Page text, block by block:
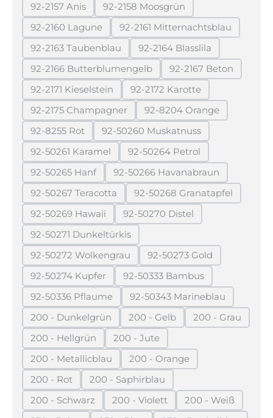
92-2157 Anis
(Diese Option ist zurzeit nicht verfügbar.)
92-2158 Moosgrün
(Diese Option ist zurzeit nicht
92-2160 Lagune
(Diese Option ist zurzeit nicht verfügbar.)
92-2161 Mitternachtsblau
(Diese Option ist zurzeit
92-2163 Taubenblau
(Diese Option ist zurzeit nicht verfügbar.)
92-2164 Blasslila
(Diese Option ist zurzeit
92-2166 Butterblumengelb
(Diese Option ist zurzeit nicht verfügbar.)
92-2167 Beton
(Diese Option ist
92-2171 Kieselstein
(Diese Option ist zurzeit nicht verfügbar.)
92-2172 Karotte
(Diese Option ist zurzeit
92-2175 Champagner
(Diese Option ist zurzeit nicht verfügbar.)
92-8204 Orange
(Diese Option ist
92-8255 Rot
(Diese Option ist zurzeit nicht verfügbar.)
92-50260 Muskatnuss
(Diese Option ist zurzeit nicht
92-50261 Karamel
(Diese Option ist zurzeit nicht verfügbar.)
92-50264 Petrol
(Diese Option ist zurzeit
92-50265 Hanf
(Diese Option ist zurzeit nicht verfügbar.)
92-50266 Havanabraun
(Diese Option ist zurzeit
92-50267 Teracotta
(Diese Option ist zurzeit nicht verfügbar.)
92-50268 Granatapfel
(Diese Option ist
92-50269 Hawaii
(Diese Option ist zurzeit nicht verfügbar.)
92-50270 Distel
(Diese Option ist zurzeit
92-50271 Dunkeltürkis
(Diese Option ist zurzeit nicht verfügbar.)
92-50272 Wolkengrau
(Diese Option ist zurzeit nicht verfügbar.)
92-50273 Gold
(Diese Option ist
92-50274 Kupfer
(Diese Option ist zurzeit nicht verfügbar.)
92-50333 Bambus
(Diese Option ist zurzeit
92-50336 Pflaume
(Diese Option ist zurzeit nicht verfügbar.)
92-50343 Marineblau
(Diese Option ist
200 - Dunkelgrün
(Diese Option ist zurzeit nicht verfügbar.)
200 - Gelb
(Diese Option ist zurzeit nicht
200 - Grau
(Diese
200 - Hellgrün
(Diese Option ist zurzeit nicht verfügbar.)
200 - Jute
(Diese Option ist zurzeit nicht
200 - Metallicblau
(Diese Option ist zurzeit nicht verfügbar.)
200 - Orange
(Diese Option ist zurzeit
200 - Rot
(Diese Option ist zurzeit nicht verfügbar.)
200 - Saphirblau
(Diese Option ist zurzeit nicht
200 - Schwarz
(Diese Option ist zurzeit nicht verfügbar.)
200 - Violett
(Diese Option ist zurzeit nicht
200 - Weiß
(Diese Option